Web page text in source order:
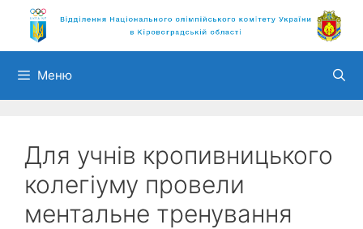
Перейти
вмісту
Меню
Для учнів кропивницького
колегіуму провели
ментальне тренування